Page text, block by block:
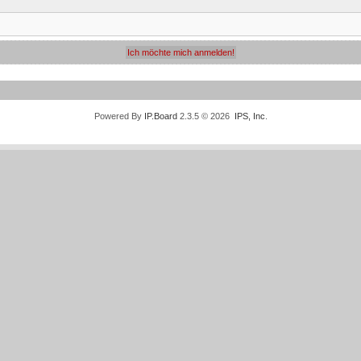
Powered By IP.Board2.3.5 © 2026 IPS, Inc